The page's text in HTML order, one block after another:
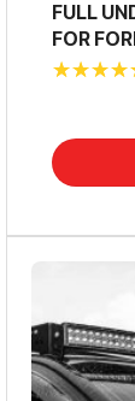
FULL
FOR